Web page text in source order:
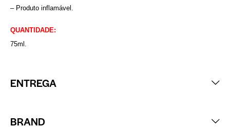
– Produto inflamável.
QUANTIDADE:
75ml.
ENTREGA
BRAND